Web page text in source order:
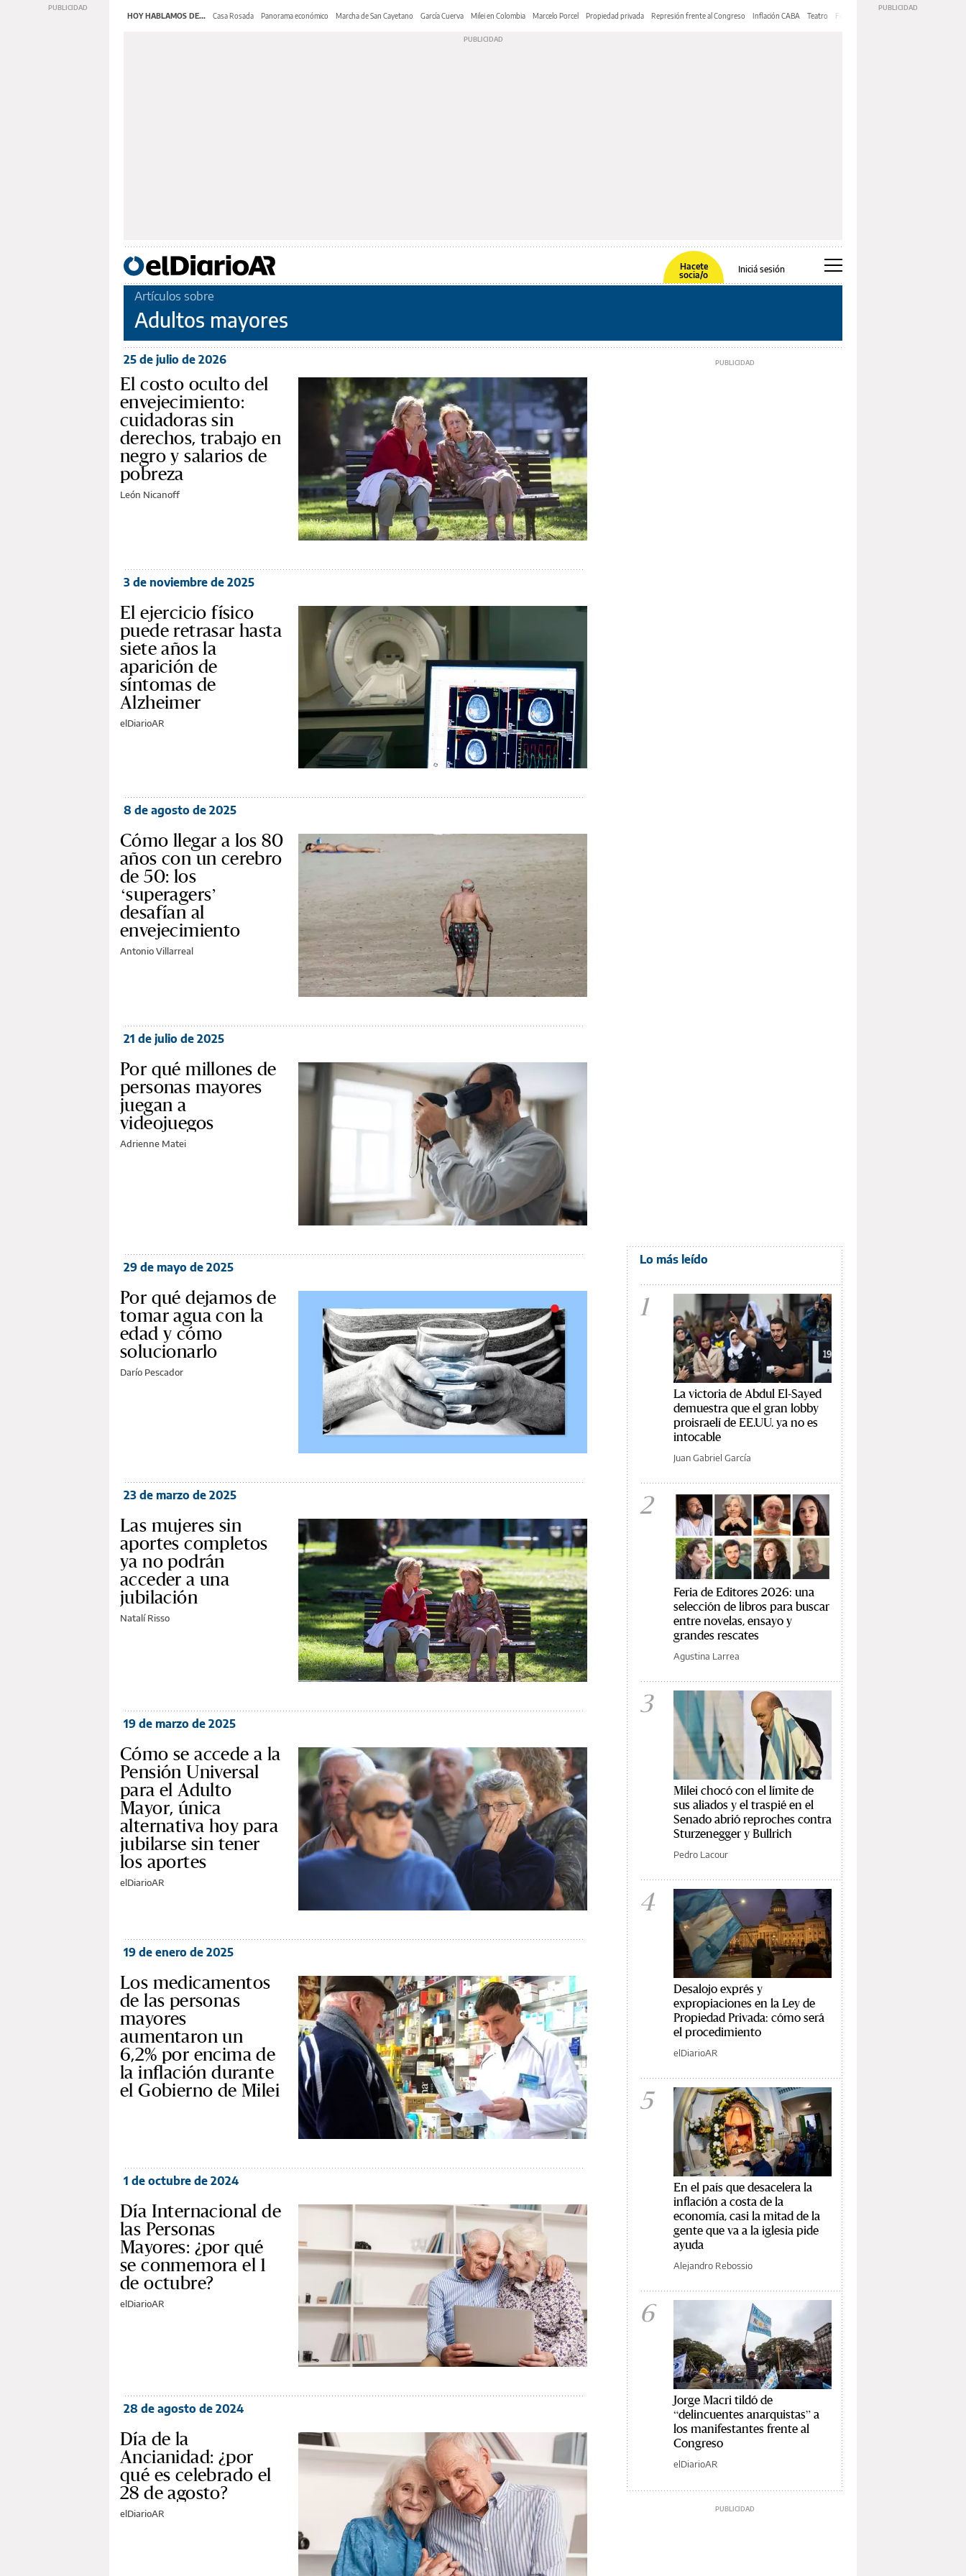
HOY HABLAMOS DE... Casa Rosada Panorama económico Marcha de San Cayetano García Cuerva Milei en Colombia Marcelo Porcel Propiedad privada Represión frente al Congreso Inflación CABA Teatro Feria de Editores
Hacete
socia/o
Iniciá sesión
Artículos sobre
Adultos mayores
25 de julio de 2026
El costo oculto del
envejecimiento:
cuidadoras sin
derechos, trabajo en
negro y salarios de
pobreza
León Nicanoff
3 de noviembre de 2025
El ejercicio físico
puede retrasar hasta
siete años la
aparición de
síntomas de
Alzheimer
elDiarioAR
8 de agosto de 2025
Cómo llegar a los 80
años con un cerebro
de 50: los
‘superagers’
desafían al
envejecimiento
Antonio Villarreal
21 de julio de 2025
Por qué millones de
personas mayores
juegan a
videojuegos
Adrienne Matei
29 de mayo de 2025
Por qué dejamos de
tomar agua con la
edad y cómo
solucionarlo
Darío Pescador
23 de marzo de 2025
Las mujeres sin
aportes completos
ya no podrán
acceder a una
jubilación
Natalí Risso
19 de marzo de 2025
Cómo se accede a la
Pensión Universal
para el Adulto
Mayor, única
alternativa hoy para
jubilarse sin tener
los aportes
elDiarioAR
19 de enero de 2025
Los medicamentos
de las personas
mayores
aumentaron un
6,2% por encima de
la inflación durante
el Gobierno de Milei
1 de octubre de 2024
Día Internacional de
las Personas
Mayores: ¿por qué
se conmemora el 1
de octubre?
elDiarioAR
28 de agosto de 2024
Día de la
Ancianidad: ¿por
qué es celebrado el
28 de agosto?
elDiarioAR
Lo más leído
1
La victoria de Abdul El-Sayed
demuestra que el gran lobby
proisraelí de EE.UU. ya no es
intocable
Juan Gabriel García
2
Feria de Editores 2026: una
selección de libros para buscar
entre novelas, ensayo y
grandes rescates
Agustina Larrea
3
Milei chocó con el límite de
sus aliados y el traspié en el
Senado abrió reproches contra
Sturzenegger y Bullrich
Pedro Lacour
4
Desalojo exprés y
expropiaciones en la Ley de
Propiedad Privada: cómo será
el procedimiento
elDiarioAR
5
En el país que desacelera la
inflación a costa de la
economía, casi la mitad de la
gente que va a la iglesia pide
ayuda
Alejandro Rebossio
6
Jorge Macri tildó de
“delincuentes anarquistas” a
los manifestantes frente al
Congreso
elDiarioAR